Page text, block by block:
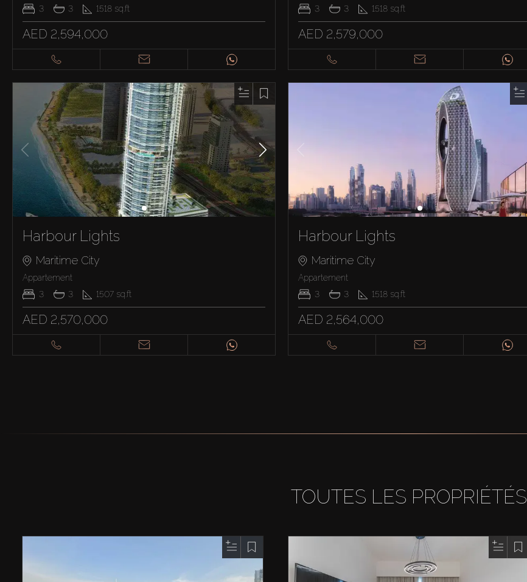
3
3 1518 sq.ft
AED 2,594,000
3
3 1518 sq.ft
AED 2,579,000
Harbour Lights
Maritime City
Appartement
3
3 1507 sq.ft
AED 2,570,000
Harbour Lights
Maritime City
Appartement
3
3 1518 sq.ft
AED 2,564,000
TOUTES LES PROPRIÉTÉS